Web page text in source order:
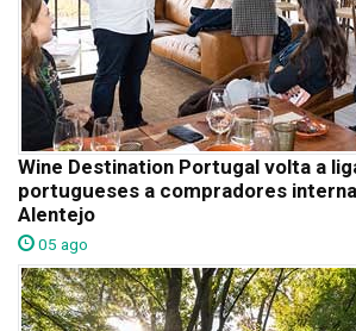
Wine Destination Portugal volta a
portugueses a compradores
Alentejo
05 ago